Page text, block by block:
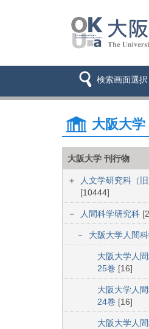
検索画面選択
大阪大学
大阪大学 刊行物
人文学研究科（旧
[10444]
人間科学研究科
大阪大学人間
大阪大学人
25巻 [16]
大阪大学人
24巻 [16]
大阪大学人